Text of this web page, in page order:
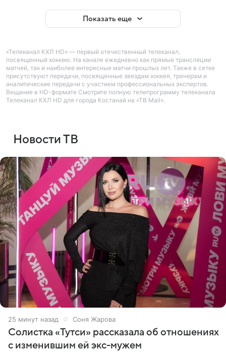
Показать еще
«Телеканал КХЛ HD» — первый отечественный телеканал,
посвященный хоккею. На канале ежедневно как прямые трансляции
матчей, так и наиболее интересные матчи прошлых лет. Также в сетке
присутствуют передачи, посвященные звездам хоккея, тренерам и
аналитические передачи с участием профессиональных экспертов.
Вещание в HD-формате Смотрите полную телепрограмму телеканала
Телеканал КХЛ HD для города Костанай на «ТВ Mail».
Новости ТВ
25 минут назад Соня Жарова
Солистка «Тутси» рассказала об отношениях
с изменившим ей экс-мужем